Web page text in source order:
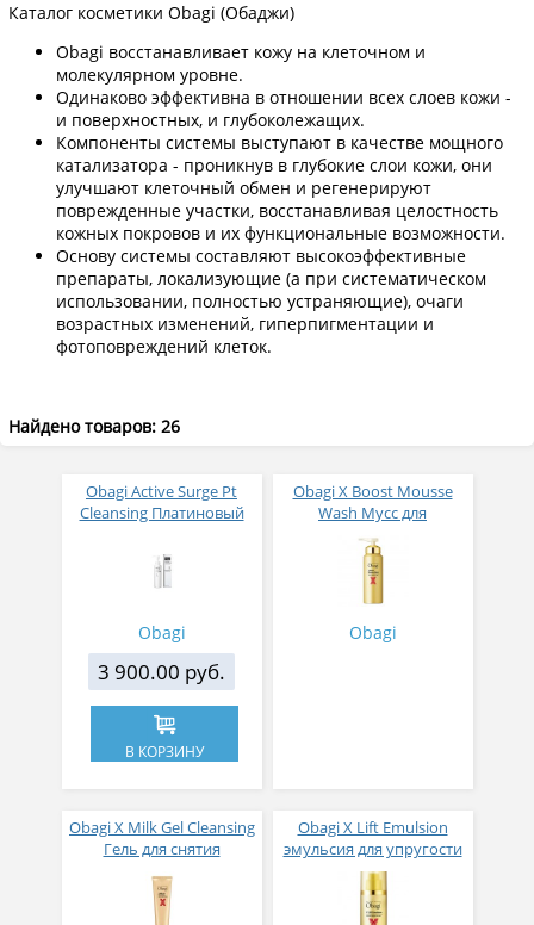
Каталог косметики Obagi (Обаджи)
Obagi восстанавливает кожу на клеточном и
молекулярном уровне.
Одинаково эффективна в отношении всех слоев кожи -
и поверхностных, и глубоколежащих.
Компоненты системы выступают в качестве мощного
катализатора - проникнув в глубокие слои кожи, они
улучшают клеточный обмен и регенерируют
поврежденные участки, восстанавливая целостность
кожных покровов и их функциональные возможности.
Основу системы составляют высокоэффективные
препараты, локализующие (а при систематическом
использовании, полностью устраняющие), очаги
возрастных изменений, гиперпигментации и
фотоповреждений клеток.
Найдено товаров: 26
Obagi Active Surge Pt
Cleansing Платиновый
макияжа 140 гр
Obagi
3 900.00 руб.
В КОРЗИНУ
Obagi X Boost Mousse
Wash Мусс для
умывания с формулой
клеточного лифтинга
150 гр
Obagi
Obagi X Milk Gel Cleansing
Гель для снятия
клеточного лифтинга
120 гр
Obagi X Lift Emulsion
эмульсия для упругости
кожи формула
клеточного лифтинга
100 гр